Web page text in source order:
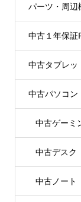
パーツ・周辺
中古１年保証
中古タブレッ
中古パソコン
中古ゲーミ
中古デスク
中古ノート